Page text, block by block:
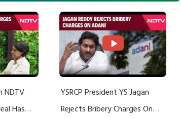
NDTV
Has
YSRCP President YS Jagan
Rejects Bribery Charges On